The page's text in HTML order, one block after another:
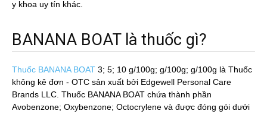
y khoa uy tín khác.
BANANA BOAT là thuốc gì?
Thuốc BANANA BOAT 3; 5; 10 g/100g; g/100g; g/100g là Thuốc
không kê đơn - OTC sản xuất bởi Edgewell Personal Care
Brands LLC. Thuốc BANANA BOAT chứa thành phần
Avobenzone; Oxybenzone; Octocrylene và được đóng gói dưới